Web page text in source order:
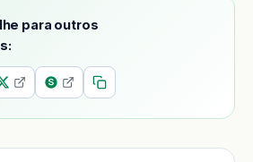
para outros